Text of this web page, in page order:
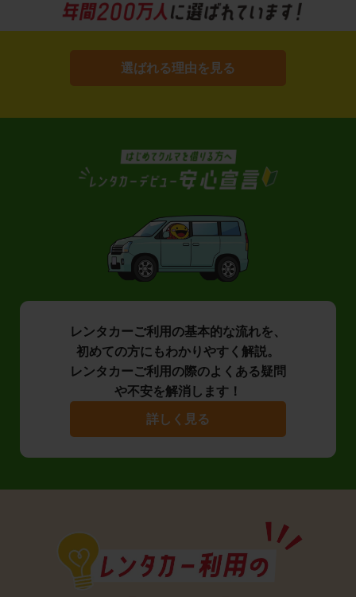
選ばれる理由を見る
レンタカーご利用の基本的な流れを、
初めての方にもわかりやすく解説。
レンタカーご利用の際のよくある疑問
や不安を解消します！
詳しく見る